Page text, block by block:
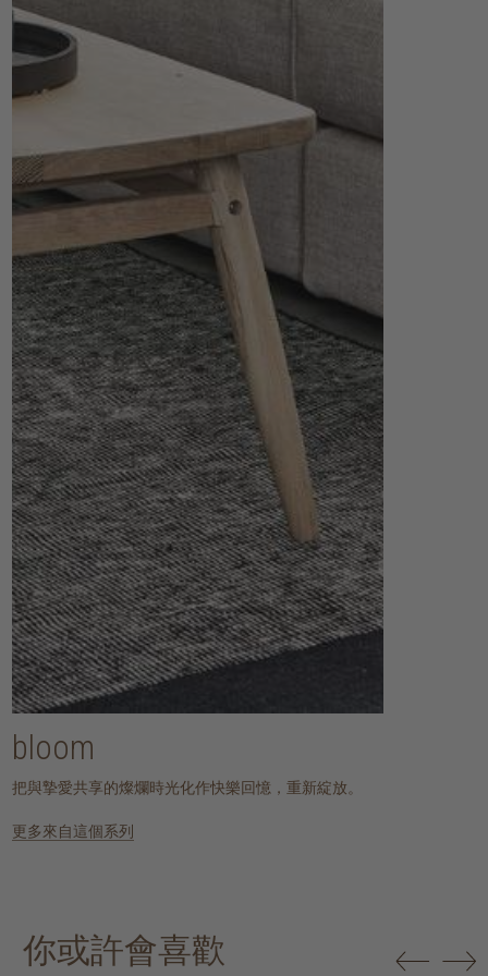
bloom
把與摯愛共享的燦爛時光化作快樂回憶，重新綻放。
更多來自這個系列
你或許會喜歡